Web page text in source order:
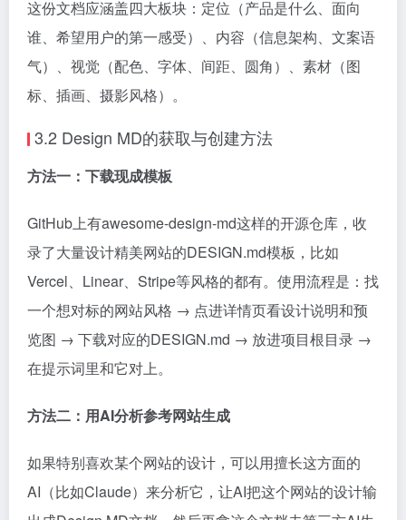
这份文档应涵盖四大板块：定位（产品是什么、面向
谁、希望用户的第一感受）、内容（信息架构、文案语
气）、视觉（配色、字体、间距、圆角）、素材（图
标、插画、摄影风格）。
3.2 Design MD的获取与创建方法
方法一：下载现成模板
GitHub上有awesome-design-md这样的开源仓库，收
录了大量设计精美网站的DESIGN.md模板，比如
Vercel、Linear、Stripe等风格的都有。使用流程是：找
一个想对标的网站风格 → 点进详情页看设计说明和预
览图 → 下载对应的DESIGN.md → 放进项目根目录 →
在提示词里和它对上。
方法二：用AI分析参考网站生成
如果特别喜欢某个网站的设计，可以用擅长这方面的
AI（比如Claude）来分析它，让AI把这个网站的设计输